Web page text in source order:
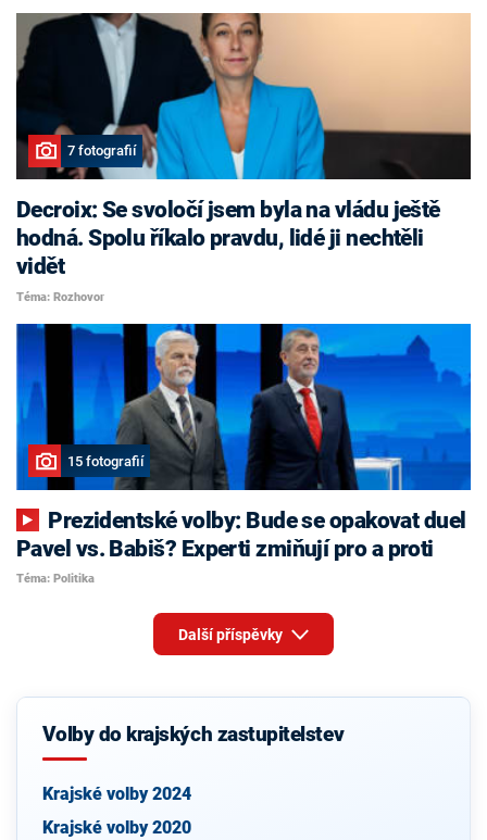
7 fotografií
Decroix: Se svoločí jsem byla na vládu ještě
hodná. Spolu říkalo pravdu, lidé ji nechtěli
vidět
Téma: Rozhovor
15 fotografií
Pavel vs. Babiš? Experti zmiňují pro a proti
Téma: Politika
Další příspěvky
Volby do krajských zastupitelstev
Krajské volby 2024
Krajské volby 2020